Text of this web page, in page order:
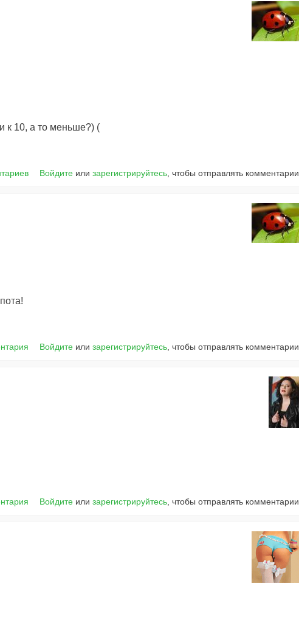
к 10, а то меньше?) (
Войдите илизарегистрируйтесь, чтобы отправлять комментарии
Войдите илизарегистрируйтесь, чтобы отправлять комментарии
Войдите илизарегистрируйтесь , чтобы отправлять комментарии